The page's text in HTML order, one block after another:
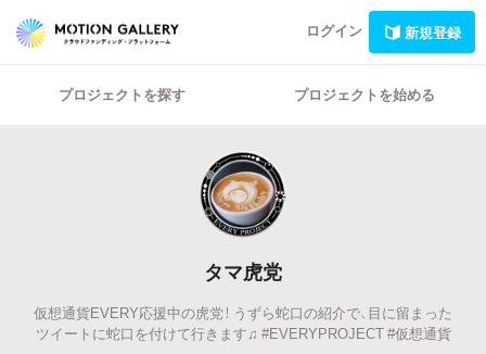
ログイン 新規登録
プロジェクトを探す プロジェクトを始める
タマ虎党
仮想通貨EVERY応援中の虎党！ うずら蛇口の紹介で、目に留まった
ツイートに蛇口を付けて行きます♫ #EVERYPROJECT #仮想通貨